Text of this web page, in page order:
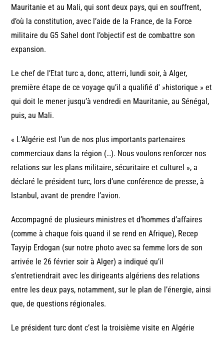
Mauritanie et au Mali, qui sont deux pays, qui en souffrent,
d’où la constitution, avec l’aide de la France, de la Force
militaire du G5 Sahel dont l’objectif est de combattre son
expansion.
Le chef de l’Etat turc a, donc, atterri, lundi soir, à Alger,
première étape de ce voyage qu’il a qualifié d' »historique » et
qui doit le mener jusqu’à vendredi en Mauritanie, au Sénégal,
puis, au Mali.
« L’Algérie est l’un de nos plus importants partenaires
commerciaux dans la région (…). Nous voulons renforcer nos
relations sur les plans militaire, sécuritaire et culturel », a
déclaré le président turc, lors d’une conférence de presse, à
Istanbul, avant de prendre l’avion.
Accompagné de plusieurs ministres et d’hommes d’affaires
(comme à chaque fois quand il se rend en Afrique), Recep
Tayyip Erdogan (sur notre photo avec sa femme lors de son
arrivée le 26 février soir à Alger) a indiqué qu’il
s’entretiendrait avec les dirigeants algériens des relations
entre les deux pays, notamment, sur le plan de l’énergie, ainsi
que, de questions régionales.
Le président turc dont c’est la troisième visite en Algérie